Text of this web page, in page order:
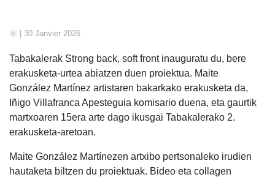
| 30 Janvier 2026
Tabakalerak Strong back, soft front inauguratu du, bere
erakusketa-urtea abiatzen duen proiektua. Maite
González Martínez artistaren bakarkako erakusketa da,
Iñigo Villafranca Apesteguia komisario duena, eta gaurtik
martxoaren 15era arte dago ikusgai Tabakalerako 2.
erakusketa-aretoan.
Maite González Martínezen artxibo pertsonaleko irudien
hautaketa biltzen du proiektuak. Bideo eta collagen